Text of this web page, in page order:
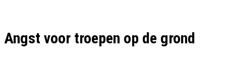
Angst voor troepen op de grond